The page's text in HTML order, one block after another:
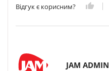
Відгук є корисним?
JAM ADMIN